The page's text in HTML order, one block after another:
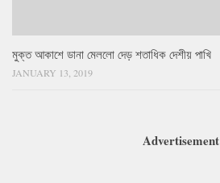
মুক্ত আকাশে ডানা মেললো দেড় শতাধিক দেশীয় পাখি
JANUARY 13, 2019
Advertisement